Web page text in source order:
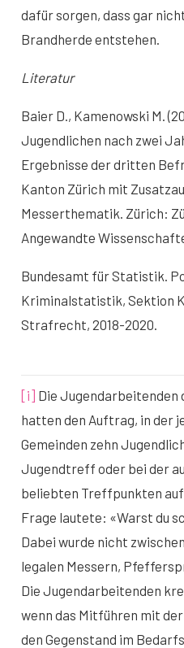
dafür sorgen, dass gar
Brandherde entstehen.
Literatur
Baier D., Kamenowski M.
Jugendlichen nach zwei
Ergebnisse der dritten
Kanton Zürich mit
Messerthematik. Zürich:
Angewandte
Bundesamt für Statistik.
Kriminalstatistik, Sektion
Strafrecht, 2018-2020.
[i] Die Jugendarbeitenden
hatten den Auftrag, in der
Gemeinden zehn
Jugendtreff oder bei der
beliebten Treffpunkten
Frage lautete: «Warst du
Dabei wurde nicht
legalen Messern,
Die Jugendarbeitenden
wenn das Mitführen mit
den Gegenstand im